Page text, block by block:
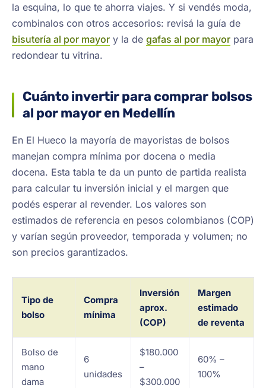
la esquina, lo que te ahorra viajes. Y si vendés moda,
combinalos con otros accesorios: revisá la guía de
bisutería al por mayor y la de gafas al por mayor para
redondear tu vitrina.
Cuánto invertir para comprar bolsos
al por mayor en Medellín
En El Hueco la mayoría de mayoristas de bolsos
manejan compra mínima por docena o media
docena. Esta tabla te da un punto de partida realista
para calcular tu inversión inicial y el margen que
podés esperar al revender. Los valores son
estimados de referencia en pesos colombianos (COP)
y varían según proveedor, temporada y volumen; no
son precios garantizados.
Tipo de
bolso
Compra
mínima
Inversión
aprox.
(COP)
Margen
estimado
de reventa
Bolso de
mano
dama
6
unidades
$180.000
–
$300.000
60% –
100%